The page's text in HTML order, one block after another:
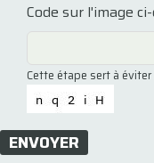
Code sur l'image
Cette étape sert à
ENVOYER